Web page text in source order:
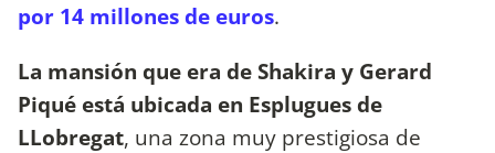
por 14 millones de euros.
La mansión que era de Shakira y Gerard
Piqué está ubicada en Esplugues de
LLobregat, una zona muy prestigiosa de